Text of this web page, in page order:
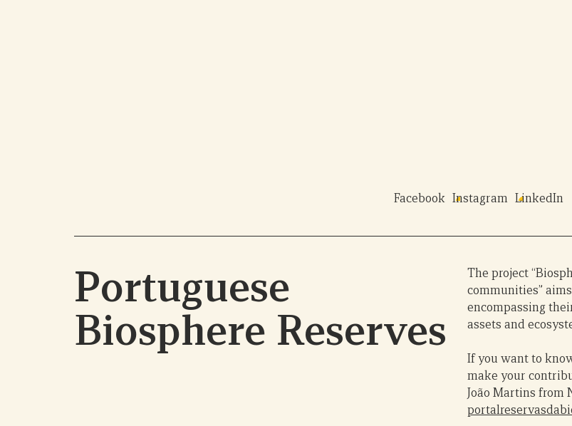
Facebook Instagram LinkedIn
Portuguese
Biosphere Reserves
The project
communities”
encompassing
assets and
If you want to
make your
João Martins from